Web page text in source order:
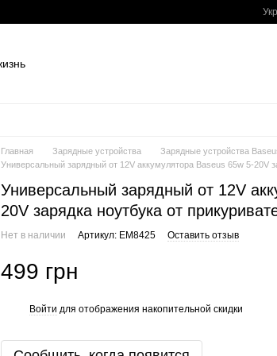
Укр
Главная Зарядные устройства
Зарядные устройства
Универсальный зарядный от 12V аккумулятора Baseus 65w 5-20V
Универсальный зарядный от 12V
20V зарядка ноутбука от
Нет в наличии Артикул: EM8425 Оставить отзыв
499 грн
Войти для отображения накопительной скидки